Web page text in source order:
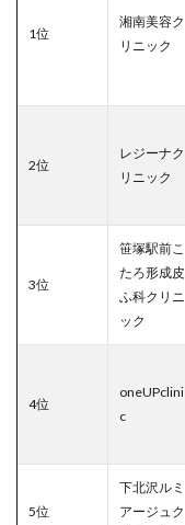
1位
湘南美容ク
リニック
2位
レジーナク
リニック
3位
笹塚駅前こ
たろ形成皮
ふ科クリニ
ック
4位
oneUPclini
c
5位
下北沢ルミ
アージュク